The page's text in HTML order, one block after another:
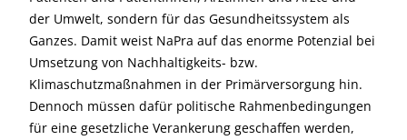
der Umwelt, sondern für das Gesundheitssystem als
Ganzes. Damit weist NaPra auf das enorme Potenzial bei
Umsetzung von Nachhaltigkeits- bzw.
Klimaschutzmaßnahmen in der Primärversorgung hin.
Dennoch müssen dafür politische Rahmenbedingungen
für eine gesetzliche Verankerung geschaffen werden,